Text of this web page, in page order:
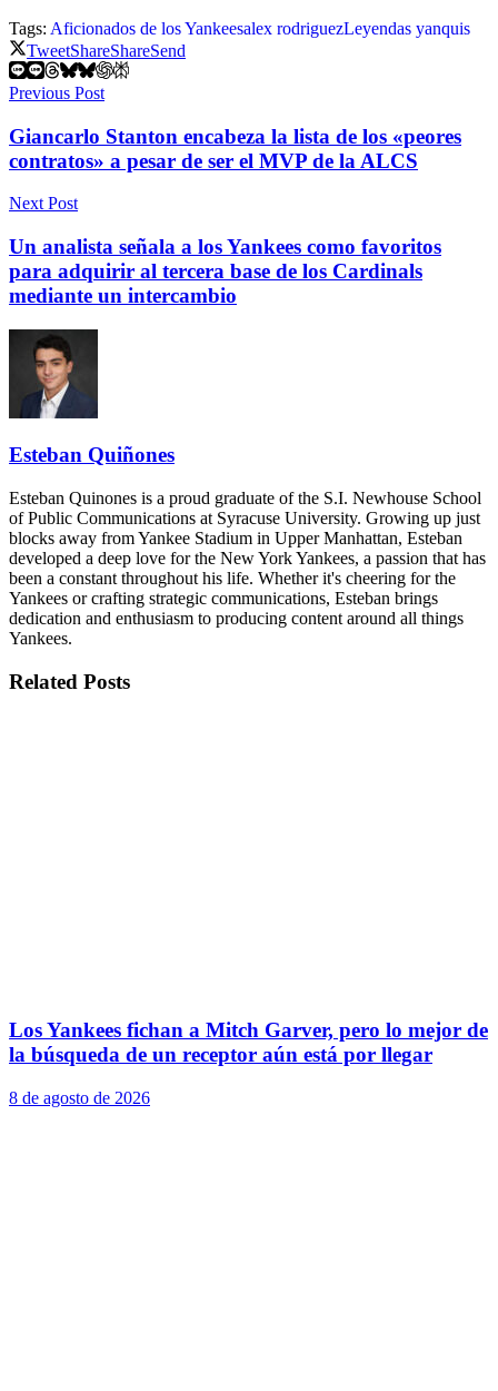
Tags: Aficionados de los Yankeesalex rodriguezLeyendas yanquis
TweetShareShareSend
Previous Post
Giancarlo Stanton encabeza la lista de los «peores
contratos» a pesar de ser el MVP de la ALCS
Next Post
Un analista señala a los Yankees como favoritos
para adquirir al tercera base de los Cardinals
mediante un intercambio
Esteban Quiñones
Esteban Quinones is a proud graduate of the S.I. Newhouse School
of Public Communications at Syracuse University. Growing up just
blocks away from Yankee Stadium in Upper Manhattan, Esteban
developed a deep love for the New York Yankees, a passion that has
been a constant throughout his life. Whether it's cheering for the
Yankees or crafting strategic communications, Esteban brings
dedication and enthusiasm to producing content around all things
Yankees.
Related Posts
Los Yankees fichan a Mitch Garver, pero lo mejor de
la búsqueda de un receptor aún está por llegar
8 de agosto de 2026